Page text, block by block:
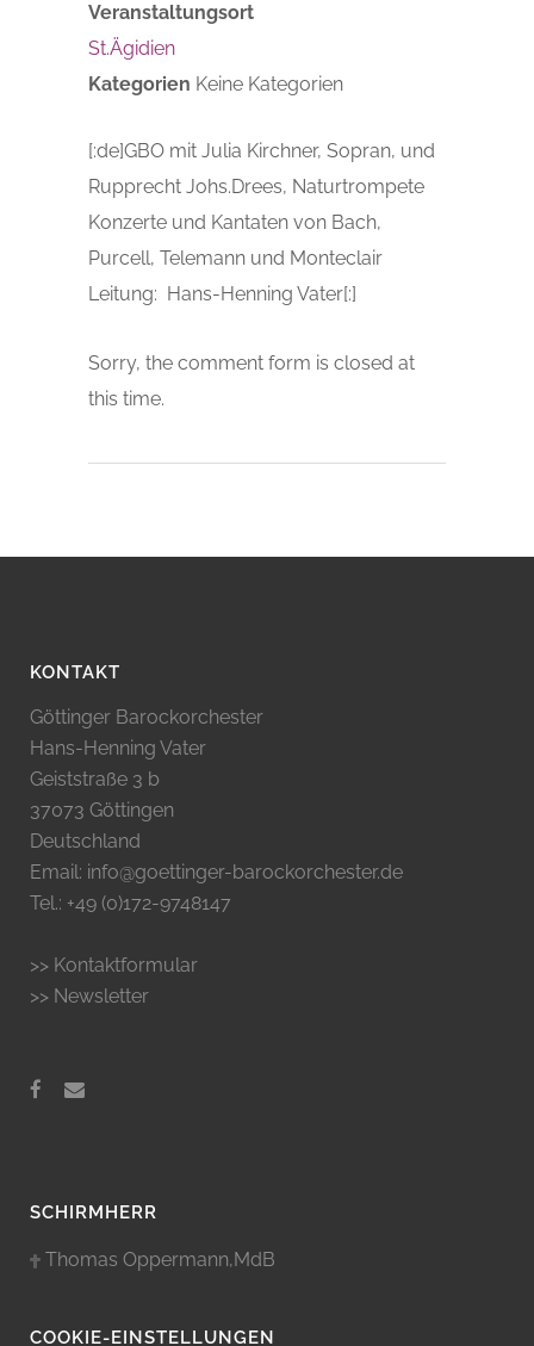
Veranstaltungsort
St.Ägidien
Kategorien Keine Kategorien
[:de]GBO mit Julia Kirchner, Sopran, und
Rupprecht Johs.Drees, Naturtrompete
Konzerte und Kantaten von Bach,
Purcell, Telemann und Monteclair
Leitung: Hans-Henning Vater[:]
Sorry, the comment form is closed at
this time.
KONTAKT
Göttinger Barockorchester
Hans-Henning Vater
Geiststraße 3 b
37073 Göttingen
Deutschland
Email: info@goettinger-barockorchester.de
Tel.: +49 (0)172-9748147
>> Kontaktformular
>> Newsletter
SCHIRMHERR
Thomas Oppermann,MdB
COOKIE-EINSTELLUNGEN